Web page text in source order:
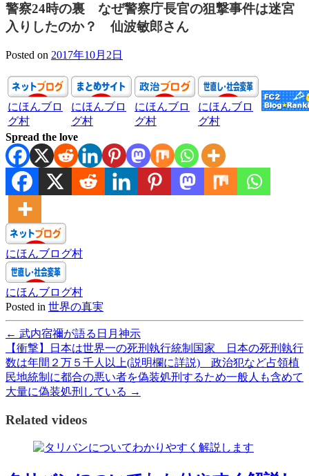
警察24時の裏 なぜ警察庁長官の狙撃事件は迷宮
入りしたのか？ 仙波敏郎さん
Posted on 2017年10月2日
にほんブロ
グ村
にほんブロ
グ村
にほんブロ
グ村
にほんブロ
グ村
Spread the love
にほんブログ村
にほんブログ村
Posted in 世界の真実
← 武内宿禰が語る日月神示
【衝撃】日本は世界一の死刑執行統制国家 日本の死刑執行
数は年間２万５千人以上(説明欄に詳説) 政治犯など占領植
民地統制に都合の悪い者を偽装処刑するため一般人も含めて
大量に偽装処刑している →
Related videos